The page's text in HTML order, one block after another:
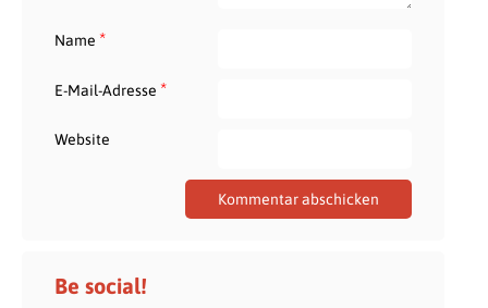
Name *
E-Mail-Adresse *
Website
Be social!